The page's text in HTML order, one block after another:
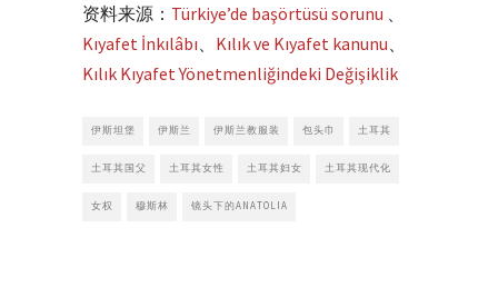
资料来源： Türkiye’de başörtüsü sorunu 、
Kıyafet İnkılâbı、 Kılık ve Kıyafet kanunu、
Kılık Kıyafet Yönetmenliğindeki Değişiklik
伊斯坦堡 伊斯兰 伊斯兰教服装 包头巾 土耳其
土耳其国父 土耳其女性 土耳其妇女 土耳其现代化
女权 穆斯林 镜头下的ANATOLIA